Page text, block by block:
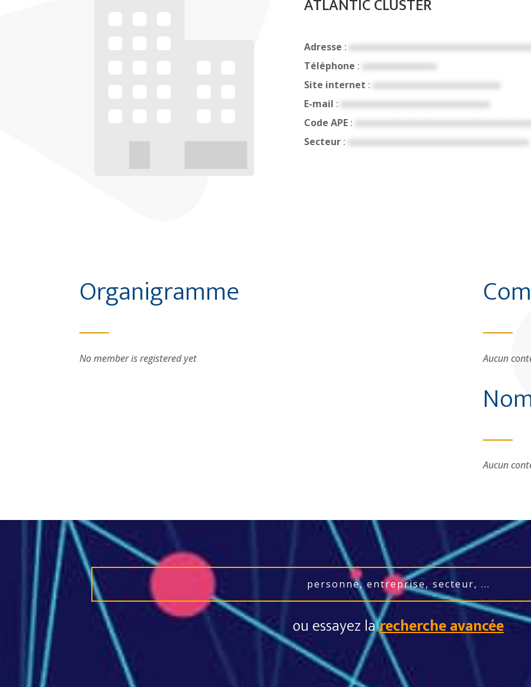
ATLANTIC CLUSTER
Adresse :
Téléphone : xxxxxxxxxxxxxx
Site internet : xxxxxxxxxxxxxxxxxxxxxxxx
E-mail : xxxxxxxxxxxxxxxxxxxxxxxxxxxx
Code APE:
Secteur: xxxxxxxxxxxxxxxxxxxxxxxxxxxxxxxxxx
Organigramme
No member is registered yet Aucun
Aucun
ou essayez larecherche avancée